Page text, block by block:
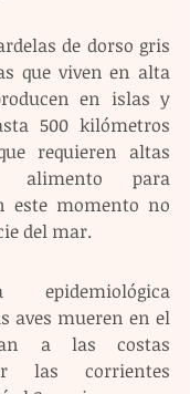
de dorso gris
que viven en alta
en islas y
500 kilómetros
requieren altas
alimento para
este momento no
del mar.
epidemiológica
aves mueren en el
a las costas
las corrientes